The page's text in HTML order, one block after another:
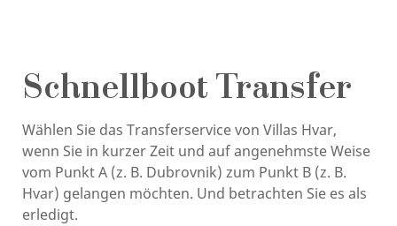
Schnellboot Transfer
Wählen Sie das Transferservice von Villas Hvar,
wenn Sie in kurzer Zeit und auf angenehmste Weise
vom Punkt A (z. B. Dubrovnik) zum Punkt B (z. B.
Hvar) gelangen möchten. Und betrachten Sie es als
erledigt.